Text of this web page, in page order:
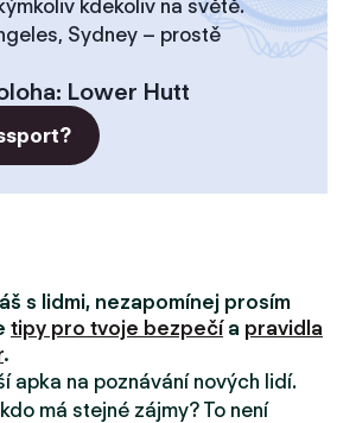
kdekoliv na světě.
Sydney – prostě
: Lower Hutt
s lidmi, nezapomínej prosím
tipy pro tvoje bezpečía pravidla
.
apka na poznávání nových lidí.
má stejné zájmy? To není